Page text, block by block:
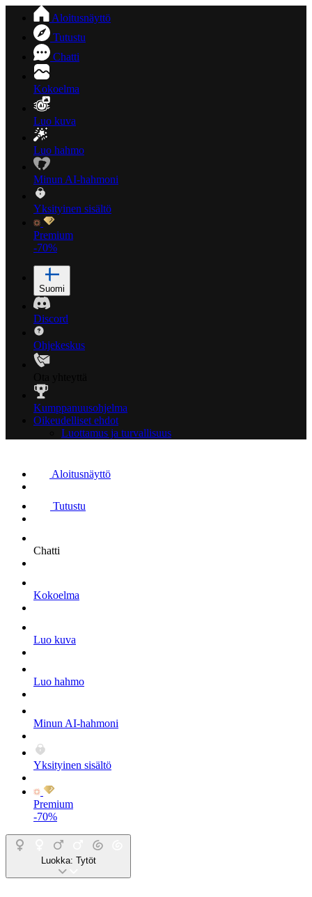
Aloitusnäyttö
Tutustu
Chatti
Kokoelma
Luo kuva
Luo hahmo
Minun AI-hahmoni
Yksityinen sisältö
Premium
-70%
Suomi
Discord
Ohjekeskus
Kumppanuusohjelma
Oikeudelliset ehdot
Luottamus ja turvallisuus
Aloitusnäyttö
Tutustu
Chatti
Kokoelma
Luo kuva
Luo hahmo
Minun AI-hahmoni
Yksityinen sisältö
Premium
-70%
Luokka: Tytöt